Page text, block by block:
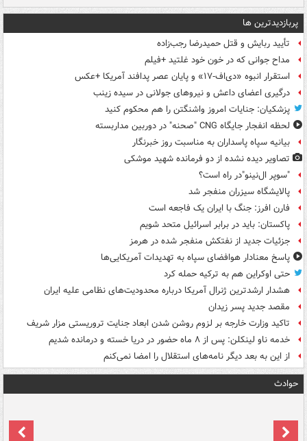
پربازدیدترین ها
تأیید ربایش و قتل حمیدرضا رجب‌زاده
مداح جوانی که در خون خود غلتید +فیلم
استقرار انبوه «دی‌اف‑۱۷» و پایان عصر پدافند آمریکا +عکس
درگیری اعضای داعش و نیروهای جولانی در سیده زینب
پزشکیان: جنایات امروز واشنگتن را هم محکوم کنید
لحظه انفجار جایگاه CNG "صحنه" در دوربین مداربسته
بیانیه سپاه پاسداران به مناسبت روز خبرنگار
تصاویر دیده‌ نشده از دو فرمانده شهید موشکی
"سوپر ال‌نینو"در راه است؟
پالایشگاه سیزران منفجر شد
فارن افرز: جنگ با ایران یک فاجعه است
پاکستان: باید در برابر اسرائیل متحد شویم
جزئیات جدید از نفتکش منفجر شده در هرمز
پاسخ معنادار هوافضای سپاه به تهدیدات آمریکایی‌ها
حتی اوکراین هم به ترکیه حمله کرد
هشدار ارشدترین ژنرال آمریکا درباره محدودیت‌های نظامی علیه ایران
مقصد جدید پسر زیدان
تاکید وزارت خارجه بر لزوم روشن شدن ابعاد جنایت تروریستی مزار شریف
خدمه ناو لینکلن: پس از ۸ ماه حضور در دریا خسته و درمانده‌ شدیم
از این به بعد دیگر نامه‌های استقلال را امضا نمی‌کنم
حوادث